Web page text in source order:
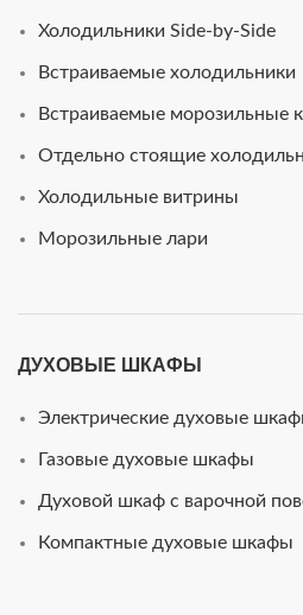
Холодильники Side-by-Side
Встраиваемые холодильники
Встраиваемые морозильные
Отдельно стоящие
Холодильные витрины
Морозильные лари
ДУХОВЫЕ ШКАФЫ
Электрические духовые
Газовые духовые шкафы
Духовой шкаф с варочной
Компактные духовые шкафы